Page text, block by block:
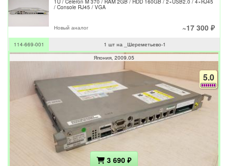
1U / Celeron M 370 / RAM 2GB / HDD 160GB / 2×USB2.0 / 4×RJ45
/ Console RJ45 / VGA
Новый аналог ~17 300 ₽
114-669-001
1 шт на _Шереметьево-1
Япония 2009.05
5.0
3 690 ₽